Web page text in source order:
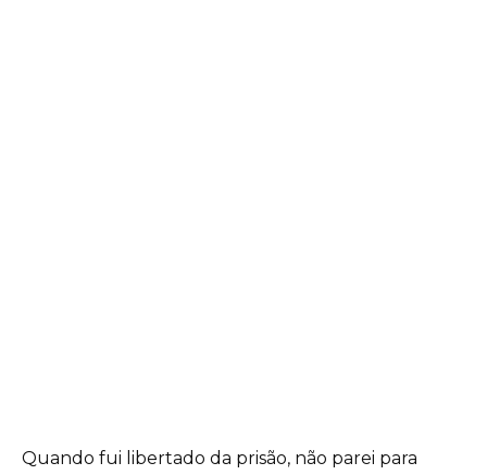
Quando fui libertado da prisão, não parei para